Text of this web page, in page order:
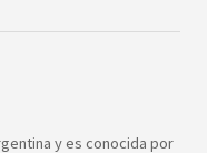
y es conocida por